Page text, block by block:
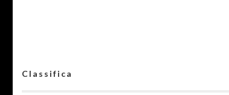
Classifica